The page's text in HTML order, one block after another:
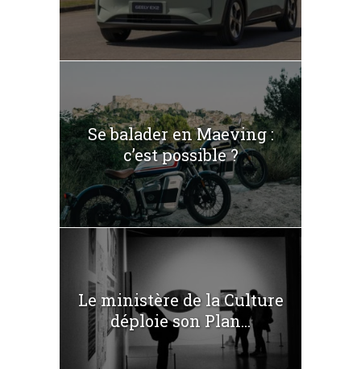
Se balader en Maeving :
c’est possible ?
Le ministère de la Culture
déploie son Plan...